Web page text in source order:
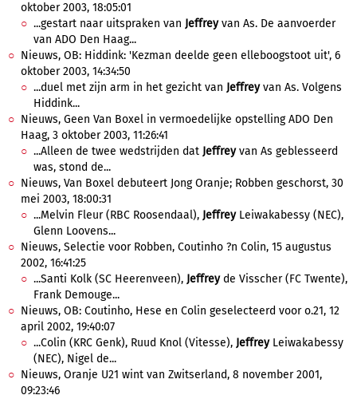
oktober 2003, 18:05:01
...gestart naar uitspraken van Jeffreyvan As. De aanvoerder
van ADO Den Haag...
Nieuws, OB: Hiddink: 'Kezman deelde geen elleboogstoot uit', 6
oktober 2003, 14:34:50
...duel met zijn arm in het gezicht van Jeffreyvan As. Volgens
Hiddink...
Nieuws, Geen Van Boxel in vermoedelijke opstelling ADO Den
Haag, 3 oktober 2003, 11:26:41
...Alleen de twee wedstrijden dat Jeffreyvan As geblesseerd
was, stond de...
Nieuws, Van Boxel debuteert Jong Oranje; Robben geschorst, 30
mei 2003, 18:00:31
...Melvin Fleur (RBC Roosendaal), JeffreyLeiwakabessy (NEC),
Glenn Loovens...
Nieuws, Selectie voor Robben, Coutinho ?n Colin, 15 augustus
2002, 16:41:25
...Santi Kolk (SC Heerenveen), Jeffreyde Visscher (FC Twente),
Frank Demouge...
Nieuws, OB: Coutinho, Hese en Colin geselecteerd voor o.21, 12
april 2002, 19:40:07
...Colin (KRC Genk), Ruud Knol (Vitesse), JeffreyLeiwakabessy
(NEC), Nigel de...
Nieuws, Oranje U21 wint van Zwitserland, 8 november 2001,
09:23:46